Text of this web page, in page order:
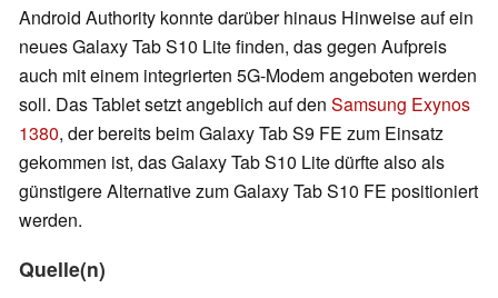
Android Authority konnte darüber hinaus Hinweise auf ein
neues Galaxy Tab S10 Lite finden, das gegen Aufpreis
auch mit einem integrierten 5G-Modem angeboten werden
soll. Das Tablet setzt angeblich auf den Samsung Exynos
1380, der bereits beim Galaxy Tab S9 FE zum Einsatz
gekommen ist, das Galaxy Tab S10 Lite dürfte also als
günstigere Alternative zum Galaxy Tab S10 FE positioniert
werden.
Quelle(n)